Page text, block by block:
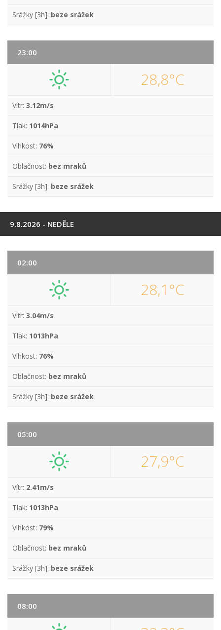
Srážky [3h]: beze srážek
23:00
28,8°C
Vítr: 3.12m/s
Tlak: 1014hPa
Vlhkost: 76%
Oblačnost: bez mraků
Srážky [3h]: beze srážek
9.8.2026 - NEDĚLE
02:00
28,1°C
Vítr: 3.04m/s
Tlak: 1013hPa
Vlhkost: 76%
Oblačnost: bez mraků
Srážky [3h]: beze srážek
05:00
27,9°C
Vítr: 2.41m/s
Tlak: 1013hPa
Vlhkost: 79%
Oblačnost: bez mraků
Srážky [3h]: beze srážek
08:00